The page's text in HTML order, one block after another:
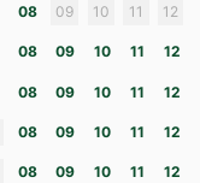
08 09 10 11 12
08 09 10 11 12
08 09 10 11 12
08 09 10 11 12
08 09 10 11 12